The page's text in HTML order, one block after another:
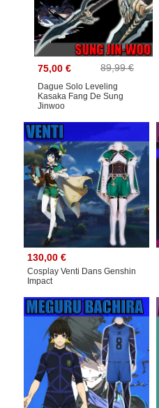
75,00 € 89,99 €
Dague Solo Leveling
Kasaka Fang De Sung
Jinwoo
130,00 €
Cosplay Venti Dans Genshin
Impact